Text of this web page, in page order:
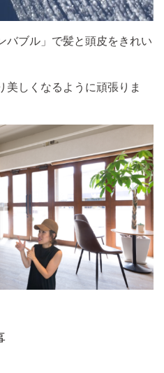
バブル」で髪と頭皮をきれい
美しくなるように頑張りま